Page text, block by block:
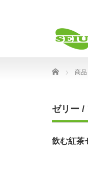
Home 商品
ゼリー /
飲む紅茶